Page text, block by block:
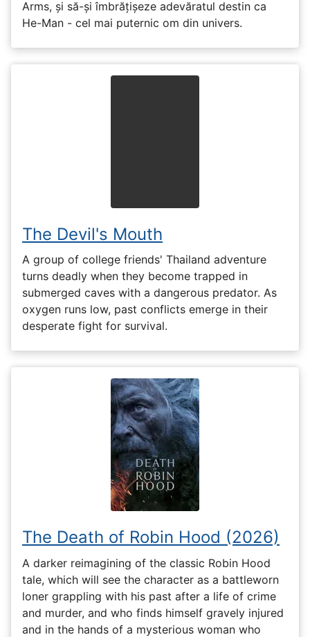
Arms, și să-și îmbrățișeze adevăratul destin ca
He-Man - cel mai puternic om din univers.
The Devil's Mouth
A group of college friends' Thailand adventure
turns deadly when they become trapped in
submerged caves with a dangerous predator. As
oxygen runs low, past conflicts emerge in their
desperate fight for survival.
The Death of Robin Hood (2026)
A darker reimagining of the classic Robin Hood
tale, which will see the character as a battleworn
loner grappling with his past after a life of crime
and murder, and who finds himself gravely injured
and in the hands of a mysterious woman who